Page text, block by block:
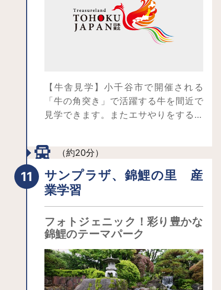
【牛舎見学】小千谷市で開催される
「牛の角突き」で活躍する牛を間近で
見学できます。またエサやりをするこ
目、深い笑みをたたえる口もとが印象
的な微笑仏を鑑賞します。新潟県指定
文化財にも指定されています。
（約20分）
サンプラザ、錦鯉の里 産
業学習
フォトジェニック！彩り豊かな
錦鯉のテーマパーク